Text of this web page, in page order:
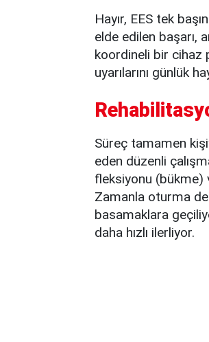
Hayır, EES tek
elde edilen başarı,
koordineli bir cihaz
uyarılarını günlük
Süreç tamamen
eden düzenli
fleksiyonu (bükme)
Zamanla oturma
basamaklara
daha hızlı ilerliyor.